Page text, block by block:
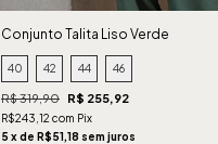
Conjunto Talita Liso Verde
40 42 44 46
R$ 319,90 R$ 255,92
R$243,12 com Pix
5 x de R$51,18 sem juros